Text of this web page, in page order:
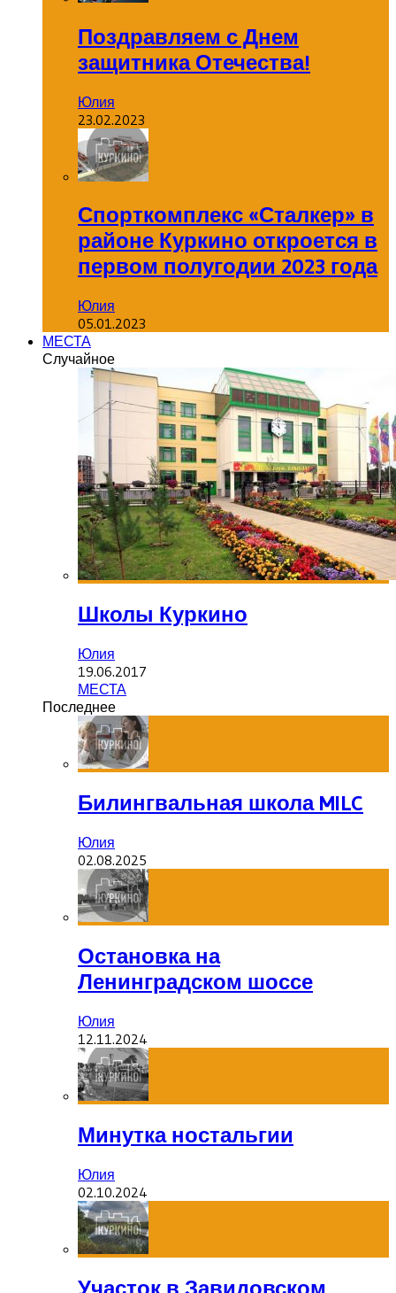
Поздравляем с Днем
защитника Отечества!
Юлия
23.02.2023
Спорткомплекс «Сталкер» в
районе Куркино откроется в
первом полугодии 2023 года
Юлия
05.01.2023
МЕСТА
Случайное
Школы Куркино
Юлия
19.06.2017
МЕСТА
Последнее
Билингвальная школа MILC
Юлия
02.08.2025
Остановка на
Ленинградском шоссе
Юлия
12.11.2024
Минутка ностальгии
Юлия
02.10.2024
Участок в Завидовском